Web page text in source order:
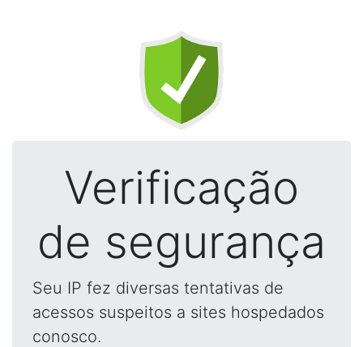
Verificação
de segurança
Seu IP fez diversas tentativas de
acessos suspeitos a sites hospedados
conosco.